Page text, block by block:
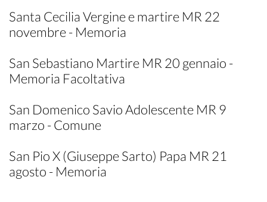
Santa Cecilia Vergine e martire MR 22
novembre - Memoria
San Sebastiano Martire MR 20 gennaio -
Memoria Facoltativa
San Domenico Savio Adolescente MR 9
marzo - Comune
San Pio X (Giuseppe Sarto) Papa MR 21
agosto - Memoria